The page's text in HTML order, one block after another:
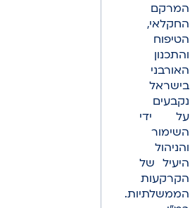
המרקם
החקלאי,
הטיפוח
והתכנון
האורבני
בישראל
נקבעים
על ידי
השימור
והניהול
היעיל של
הקרקעות
הממשלתיות.